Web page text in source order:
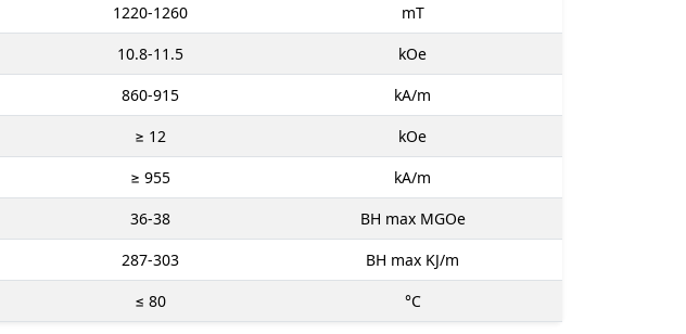
1220-1260
mT
10.8-11.5
kOe
860-915
kA/m
≥ 12
kOe
≥ 955
kA/m
36-38
BH max MGOe
287-303
BH max KJ/m
≤ 80 °C